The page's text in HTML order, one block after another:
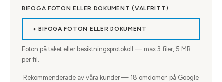
BIFOGA FOTON ELLER DOKUMENT (VALFRITT)
+ BIFOGA FOTON ELLER DOKUMENT
Foton på taket eller besiktningsprotokoll — max 3 filer, 5 MB
per fil.
Rekommenderade av våra kunder — 18 omdömen på Google